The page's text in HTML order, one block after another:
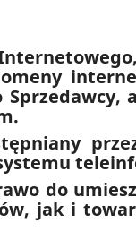
do
jak i